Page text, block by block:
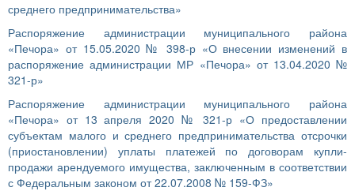
среднего предпринимательства»
Распоряжение администрации муниципального района
«Печора» от 15.05.2020 № 398-р «О внесении изменений в
распоряжение администрации МР «Печора» от 13.04.2020 №
321-р»
Распоряжение администрации муниципального района
«Печора» от 13 апреля 2020 № 321-р «О предоставлении
субъектам малого и среднего предпринимательства отсрочки
(приостановлении) уплаты платежей по договорам купли-
продажи арендуемого имущества, заключенным в соответствии
с Федеральным законом от 22.07.2008 № 159-ФЗ»